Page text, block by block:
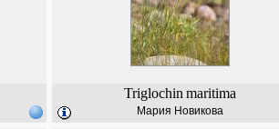
Triglochin maritima
Мария Новикова